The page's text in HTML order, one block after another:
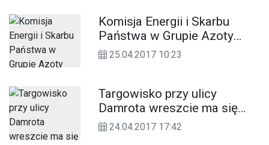
Komisja Energii i Skarbu
Państwa w Grupie Azoty
ZAK. To badanie gruntu dla
25.04.2017 10:23
Targowisko przy ulicy
Damrota wreszcie ma się
doczekać remontu. Jest w
24.04.2017 17:42